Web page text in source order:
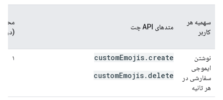
سهمیه هر
کاربر
متدهای API چت
(در
نوشتن
ایموجی
سفارشی در
هر ثانیه
customEmojis.create
customEmojis.delete
۱